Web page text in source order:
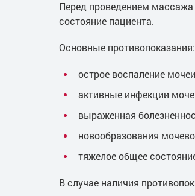
Перед проведением
состояние пациента.
Основные противопоказания:
острое воспаление
активные инфекции
выраженная
новообразования
тяжелое общее
В случае наличия